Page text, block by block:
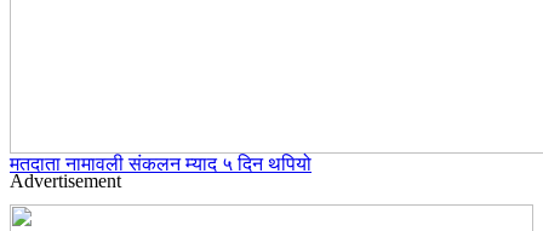
मतदाता नामावली संकलन म्याद ५ दिन थपियो
Advertisement